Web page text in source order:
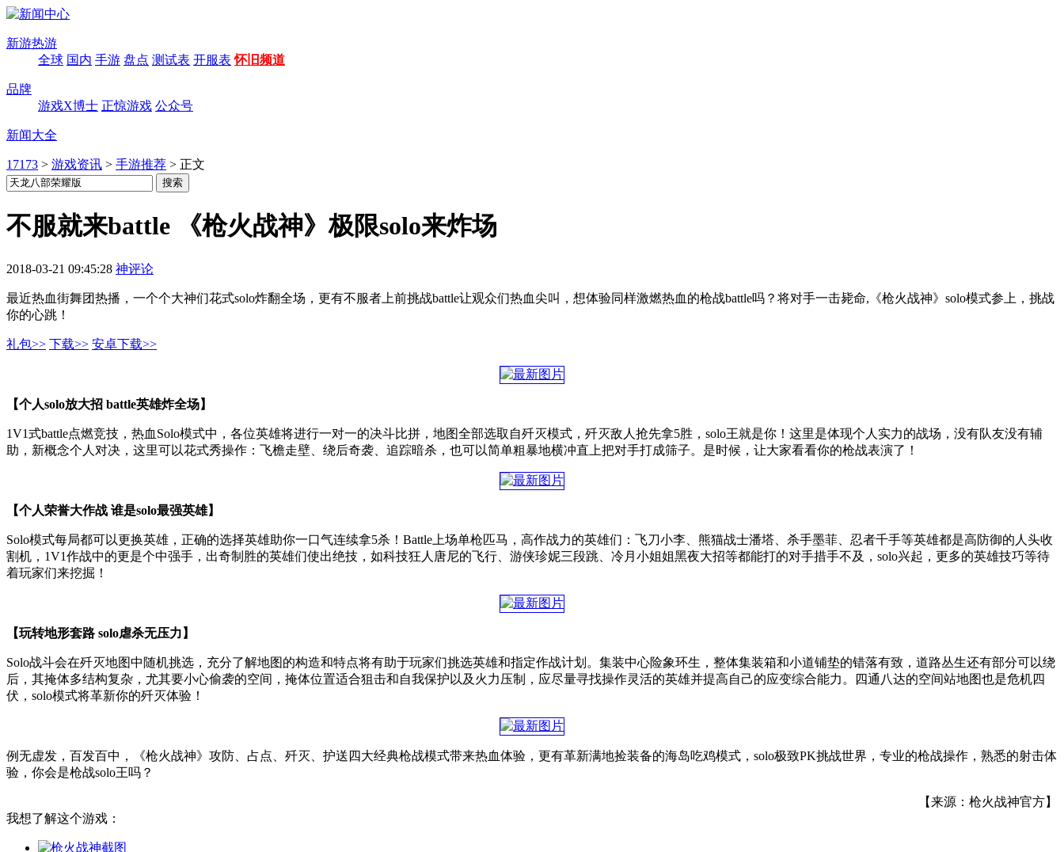
新游热游
全球 国内 手游 盘点 测试表 开服表 怀旧频道
品牌
游戏X博士 正惊游戏 公众号
新闻大全
17173 > 游戏资讯 > 手游推荐 > 正文
不服就来battle 《枪火战神》极限solo来炸场
2018-03-21 09:45:28 神评论
最近热血街舞团热播，一个个大神们花式solo炸翻全场，更有不服者上前挑战battle让观众们热血尖叫，想体验同样激燃热血的枪战battle吗？将对手一击毙命,《枪火战神》solo模式参上，挑战
你的心跳！
礼包>> 下载>> 安卓下载>>
【个人solo放大招 battle英雄炸全场】
1V1式battle点燃竞技，热血Solo模式中，各位英雄将进行一对一的决斗比拼，地图全部选取自歼灭模式，歼灭敌人抢先拿5胜，solo王就是你！这里是体现个人实力的战场，没有队友没有辅
助，新概念个人对决，这里可以花式秀操作：飞檐走壁、绕后奇袭、追踪暗杀，也可以简单粗暴地横冲直上把对手打成筛子。是时候，让大家看看你的枪战表演了！
【个人荣誉大作战 谁是solo最强英雄】
Solo模式每局都可以更换英雄，正确的选择英雄助你一口气连续拿5杀！Battle上场单枪匹马，高作战力的英雄们：飞刀小李、熊猫战士潘塔、杀手墨菲、忍者千手等英雄都是高防御的人头收
割机，1V1作战中的更是个中强手，出奇制胜的英雄们使出绝技，如科技狂人唐尼的飞行、游侠珍妮三段跳、冷月小姐姐黑夜大招等都能打的对手措手不及，solo兴起，更多的英雄技巧等待
着玩家们来挖掘！
【玩转地形套路 solo虐杀无压力】
Solo战斗会在歼灭地图中随机挑选，充分了解地图的构造和特点将有助于玩家们挑选英雄和指定作战计划。集装中心险象环生，整体集装箱和小道铺垫的错落有致，道路丛生还有部分可以绕
后，其掩体多结构复杂，尤其要小心偷袭的空间，掩体位置适合狙击和自我保护以及火力压制，应尽量寻找操作灵活的英雄并提高自己的应变综合能力。四通八达的空间站地图也是危机四
伏，solo模式将革新你的歼灭体验！
例无虚发，百发百中，《枪火战神》攻防、占点、歼灭、护送四大经典枪战模式带来热血体验，更有革新满地捡装备的海岛吃鸡模式，solo极致PK挑战世界，专业的枪战操作，熟悉的射击体
验，你会是枪战solo王吗？
【来源：枪火战神官方】
我想了解这个游戏：